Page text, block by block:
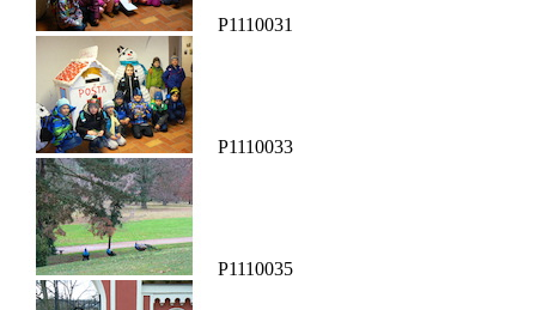
P1110031
P1110033
P1110035